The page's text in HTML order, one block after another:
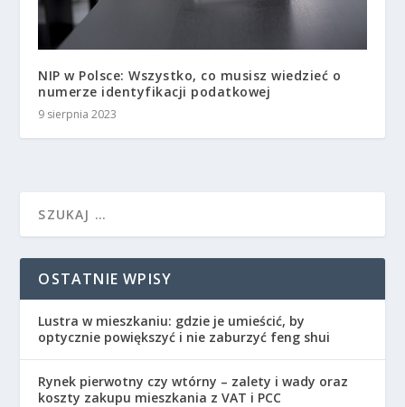
NIP w Polsce: Wszystko, co musisz wiedzieć o
numerze identyfikacji podatkowej
9 sierpnia 2023
OSTATNIE WPISY
Lustra w mieszkaniu: gdzie je umieścić, by
optycznie powiększyć i nie zaburzyć feng shui
Rynek pierwotny czy wtórny – zalety i wady oraz
koszty zakupu mieszkania z VAT i PCC